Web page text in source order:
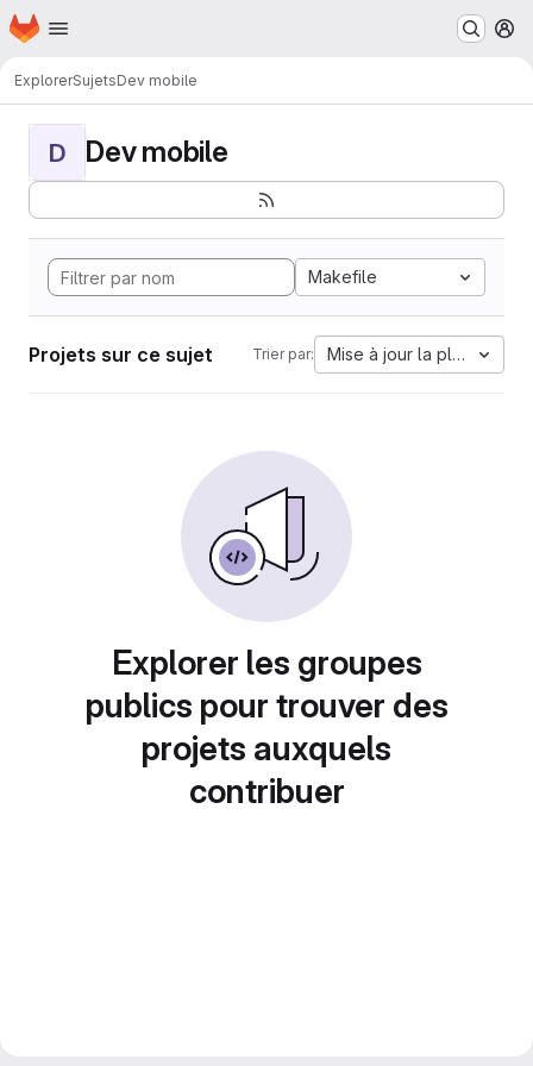
Passer au contenu principal
Page d'accueil
ExplorerSujetsDev mobile
D Dev mobile
Makefile
Projets sur ce sujet Trier par: Mise à jour la plus
Explorer les groupes
publics pour trouver des
projets auxquels
contribuer